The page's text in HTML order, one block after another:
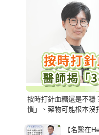
按時打針血糖還是不穩
慣」、藥物可能根本沒
【名醫在